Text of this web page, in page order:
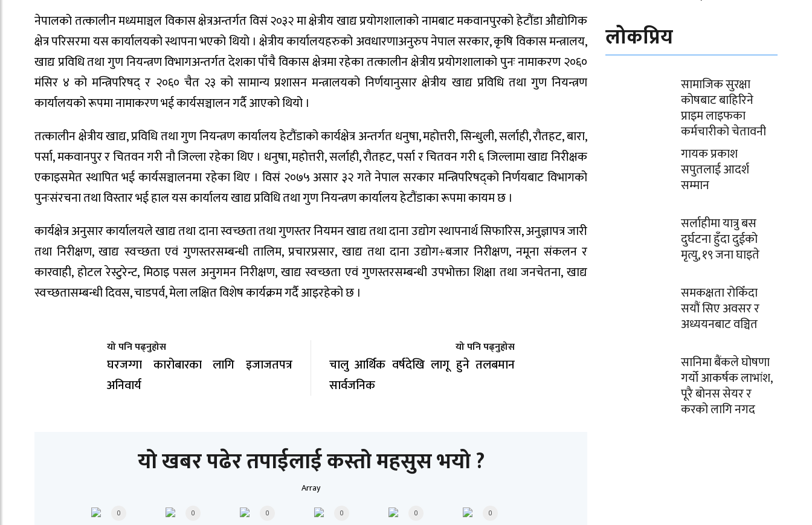
नेपालको तत्कालीन मध्यमाञ्चल विकास क्षेत्रअन्तर्गत विसं २०३२ मा क्षेत्रीय खाद्य प्रयोगशालाको नामबाट मकवानपुरको हेटौंडा औद्योगिक
क्षेत्र परिसरमा यस कार्यालयको स्थापना भएको थियो । क्षेत्रीय कार्यालयहरुको अवधारणाअनुरुप नेपाल सरकार, कृषि विकास मन्त्रालय,
खाद्य प्रविधि तथा गुण नियन्त्रण विभागअन्तर्गत देशका पाँचै विकास क्षेत्रमा रहेका तत्कालीन क्षेत्रीय प्रयोगशालाको पुनः नामाकरण २०६०
मंसिर ४ को मन्त्रिपरिषद् र २०६० चैत २३ को सामान्य प्रशासन मन्त्रालयको निर्णयानुसार क्षेत्रीय खाद्य प्रविधि तथा गुण नियन्त्रण
कार्यालयको रूपमा नामाकरण भई कार्यसञ्चालन गर्दै आएको थियो ।
तत्कालीन क्षेत्रीय खाद्य, प्रविधि तथा गुण नियन्त्रण कार्यालय हेटौंडाको कार्यक्षेत्र अन्तर्गत धनुषा, महोत्तरी, सिन्धुली, सर्लाही, रौतहट, बारा,
पर्सा, मकवानपुर र चितवन गरी नौ जिल्ला रहेका थिए । धनुषा, महोत्तरी, सर्लाही, रौतहट, पर्सा र चितवन गरी ६ जिल्लामा खाद्य निरीक्षक
एकाइसमेत स्थापित भई कार्यसञ्चालनमा रहेका थिए । विसं २०७५ असार ३२ गते नेपाल सरकार मन्त्रिपरिषद्को निर्णयबाट विभागको
पुनःसंरचना तथा विस्तार भई हाल यस कार्यालय खाद्य प्रविधि तथा गुण नियन्त्रण कार्यालय हेटौंडाका रूपमा कायम छ ।
कार्यक्षेत्र अनुसार कार्यालयले खाद्य तथा दाना स्वच्छता तथा गुणस्तर नियमन खाद्य तथा दाना उद्योग स्थापनार्थ सिफारिस, अनुज्ञापत्र जारी
तथा निरीक्षण, खाद्य स्वच्छता एवं गुणस्तरसम्बन्धी तालिम, प्रचारप्रसार, खाद्य तथा दाना उद्योग÷बजार निरीक्षण, नमूना संकलन र
कारवाही, होटल रेस्टुरेन्ट, मिठाइ पसल अनुगमन निरीक्षण, खाद्य स्वच्छता एवं गुणस्तरसम्बन्धी उपभोक्ता शिक्षा तथा जनचेतना, खाद्य
स्वच्छतासम्बन्धी दिवस, चाडपर्व, मेला लक्षित विशेष कार्यक्रम गर्दै आइरहेको छ ।
यो पनि पढ्नुहोस
घरजग्गा कारोबारका लागि इजाजतपत्र
अनिवार्य
यो पनि पढ्नुहोस
चालु आर्थिक वर्षदेखि लागू हुने तलबमान
सार्वजनिक
यो खबर पढेर तपाईलाई कस्तो महसुस भयो ?
Array
0 0 0 0 0 0
लोकप्रिय
सामाजिक सुरक्षा
कोषबाट बाहिरिने
प्राइम लाइफका
कर्मचारीको चेतावनी
गायक प्रकाश
सपुतलाई आदर्श
सम्मान
सर्लाहीमा यात्रु बस
दुर्घटना हुँदा दुईको
मृत्यु, १९ जना घाइते
समकक्षता रोकिँदा
सयौं सिए अवसर र
अध्ययनबाट वञ्चित
सानिमा बैंकले घोषणा
गर्यो आकर्षक लाभांश,
पूरै बोनस सेयर र
करको लागि नगद